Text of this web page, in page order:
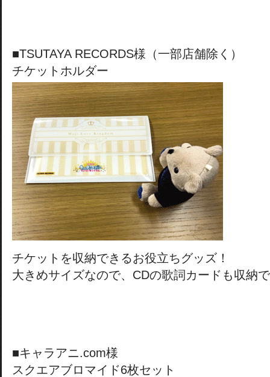
■TSUTAYA RECORDS様（一部店舗除く）
チケットホルダー
チケットを収納できるお役立ちグッズ！
大きめサイズなので、CDの歌詞カードも収納
■キャラアニ.com様
スクエアブロマイド6枚セット